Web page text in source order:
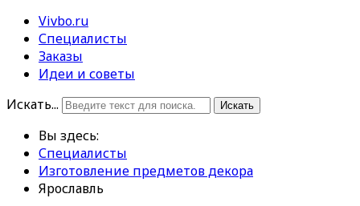
Vivbo.ru
Специалисты
Заказы
Идеи и советы
Искать...
Искать
Вы здесь:
Специалисты
Изготовление предметов декора
Ярославль